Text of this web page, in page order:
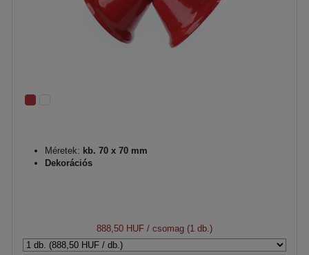
Méretek: kb. 70 x 70 mm
Dekorációs
888,50 HUF / csomag (1 db.)